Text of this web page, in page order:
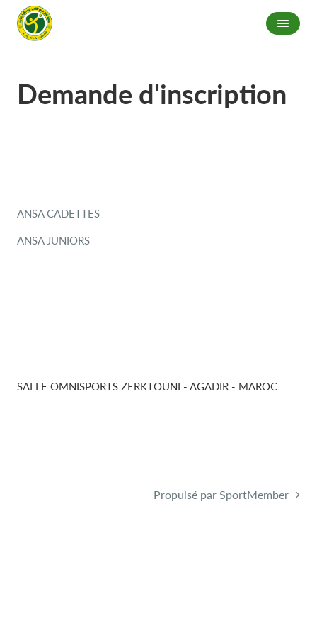
Demande d'inscription
ANSA CADETTES
ANSA JUNIORS
SALLE OMNISPORTS ZERKTOUNI - AGADIR - MAROC
Propulsé par SportMember